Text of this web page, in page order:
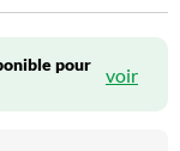
pour
voir